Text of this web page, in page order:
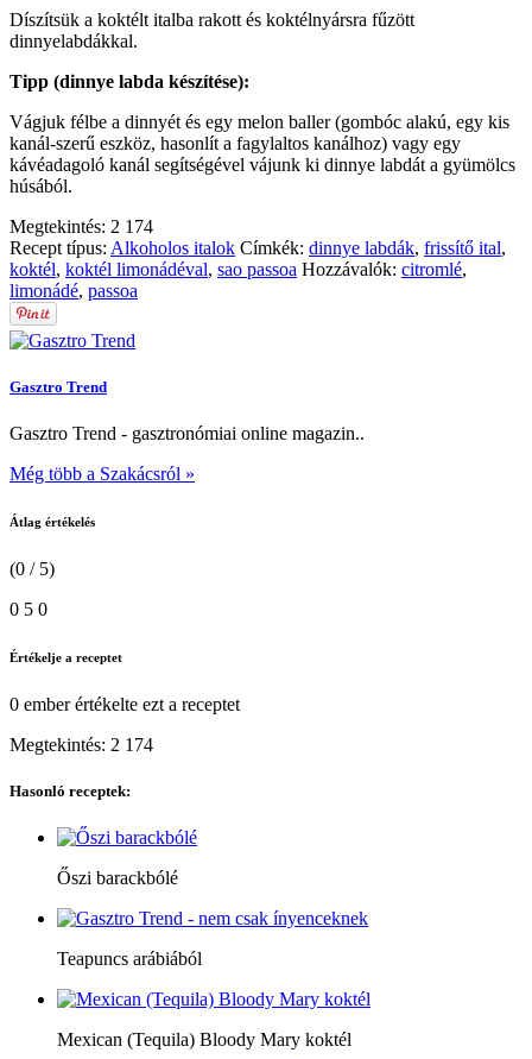
Díszítsük a koktélt italba rakott és koktélnyársra fűzött
dinnyelabdákkal.
Tipp (dinnye labda készítése):
Vágjuk félbe a dinnyét és egy melon baller (gombóc alakú, egy kis
kanál-szerű eszköz, hasonlít a fagylaltos kanálhoz) vagy egy
kávéadagoló kanál segítségével vájunk ki dinnye labdát a gyümölcs
húsából.
Megtekintés: 2 174
Recept típus: Alkoholos italok Címkék: dinnye labdák, frissítő ital,
koktél, koktél limonádéval, sao passoa Hozzávalók: citromlé,
limonádé, passoa
Gasztro Trend
Gasztro Trend - gasztronómiai online magazin..
Még több a Szakácsról »
Átlag értékelés
(0 / 5)
0 5 0
Értékelje a receptet
0 emberértékelte ezt a receptet
Megtekintés: 2 174
Hasonló receptek:
Őszi barackbólé
Teapuncs arábiából
Mexican (Tequila) Bloody Mary koktél